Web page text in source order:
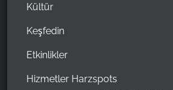
Kültür
Keşfedin
Etkinlikler
Hizmetler Harzspots